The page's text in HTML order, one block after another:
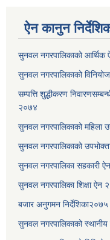
ऐन कानुन
सुनवल नगरपालिकाको
सुनवल नगरपालिकाको
सम्पत्ति शुद्धीकरण
२०७४
सुनवल नगरपालिकाको महिला
सुनवल नगरपालिकाको
सुनवल नगरपालिका सहकारी
सुनवल नगरपालिका शिक्षा ऐन
बजार अनुगमन निर्देशिका२०७५
सुनवल नगरपालिकाको